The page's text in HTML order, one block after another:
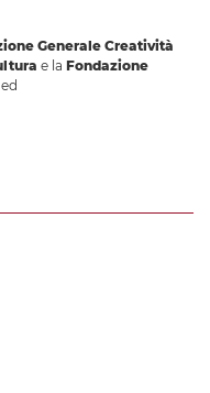
Generale Creatività
e la Fondazione